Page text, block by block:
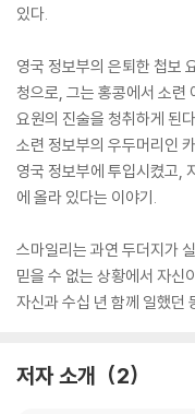
있다.
영국 정보부의 은퇴한 첩보
청으로, 그는 홍콩에서 소련
요원의 진술을 청취하게 된
소련 정보부의 우두머리인
영국 정보부에 투입시켰고,
에 올라 있다는 이야기.
스마일리는 과연 두더지가
믿을 수 없는 상황에서 자신
자신과 수십 년 함께 일했던
저자 소개 2